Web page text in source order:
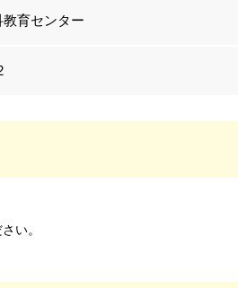
育センター
い。